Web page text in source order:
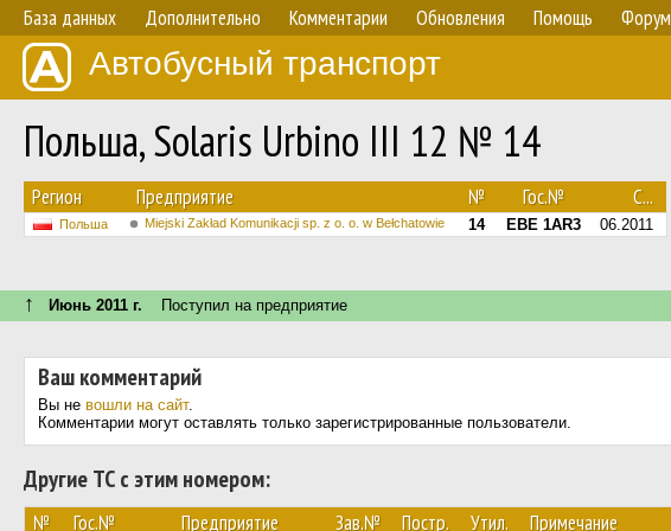
База данных Дополнительно Комментарии Обновления Помощь Форум
Автобусный транспорт
Польша, Solaris Urbino III 12 № 14
Регион Предприятие № Гос.№ С...
Польша Miejski Zakład Komunikacji sp. z o. o. w Bełchatowie 14 EBE 1AR3 06.2011
↑ Июнь 2011 г. Поступил на предприятие
Ваш комментарий
Вы не вошли на сайт.
Комментарии могут оставлять только зарегистрированные пользователи.
Другие ТС с этим номером:
№ Гос.№ Предприятие Зав.№ Постр. Утил. Примечание